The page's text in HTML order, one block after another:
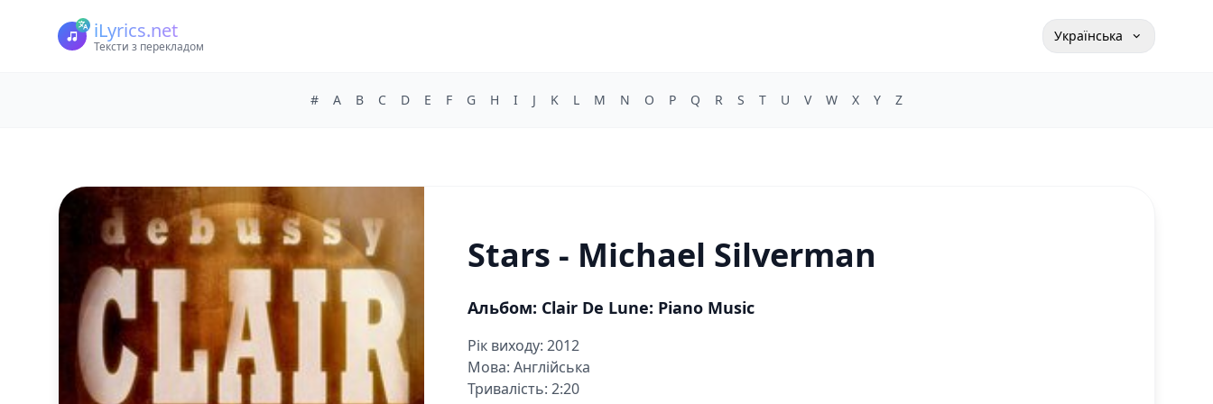
iLyrics.net
Тексти з перекладом
Українська
# A B C D E F G H I J K L M N O P Q R S T U V W X Y Z
Stars - Michael Silverman
Альбом: Clair De Lune: Piano Music
Рік виходу: 2012
Мова: Англійська
Тривалість: 2:20